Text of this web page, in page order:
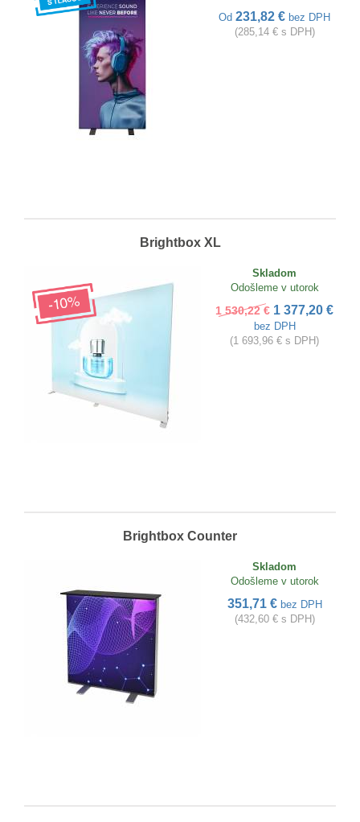
Od 231,82 € bez DPH
(285,14 € s DPH)
Brightbox XL
Skladom
Odošleme v utorok
1 530,22 € 1 377,20 €
bez DPH
(1 693,96 € s DPH)
Brightbox Counter
Skladom
Odošleme v utorok
351,71 € bez DPH
(432,60 € s DPH)